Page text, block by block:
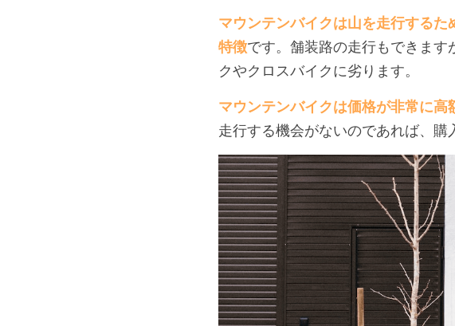
マウンテンバイクは山を走行する
特徴です。舗装路の走行もできます
クやクロスバイクに劣ります。
マウンテンバイクは価格が非常に高
走行する機会がないのであれば、購